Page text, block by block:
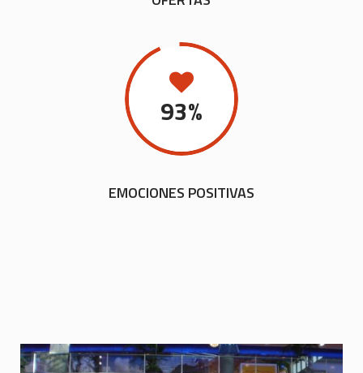
93%
EMOCIONES POSITIVAS